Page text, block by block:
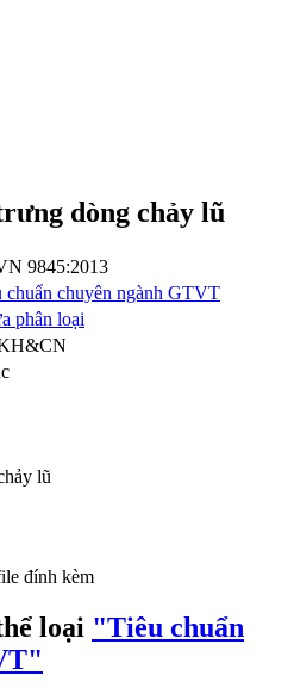
dòng chảy lũ
9845:2013
chuẩn chuyên ngành GTVT
phân loại
lũ
đính kèm
loại "Tiêu chuẩn